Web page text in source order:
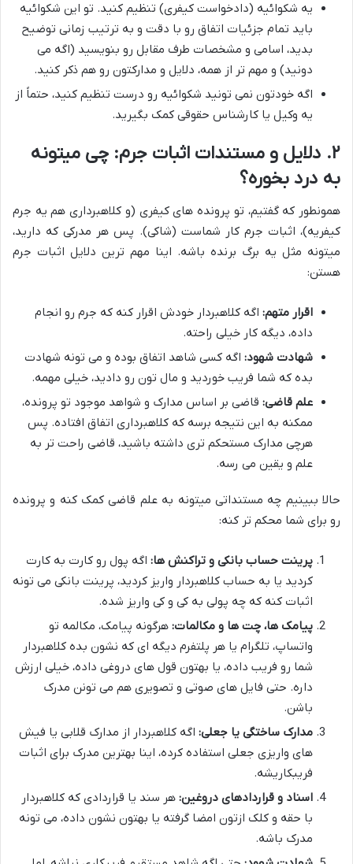
یه شکوائیه (دادخواست کیفری) تنظیم کنید. تو این شکوائیه
باید تمام جزئیات اتفاق رو با دقت و به ترتیب زمانی توضیح
بدید، اسامی و مشخصات طرف مقابل رو بنویسید (اگه می
دونید) و مهم تر از همه، دلایل و مدارکتون رو هم ذکر کنید.
اگه خودتون نمی تونید شکوائیه رو درست تنظیم کنید، حتماً از
یه وکیل یا کارشناس حقوقی کمک بگیرید.
۲. دلایل و مستندات اثبات جرم: چی میتونه
به درد بخوره؟
همونطور که گفتیم، تو پرونده های کیفری (و کلاهبرداری هم یه جرم
کیفریه)، اثبات جرم کار شماست (شاکی). پس هر مدرکی که دارید،
میتونه مثل یه برگ برنده باشه. اینا مهم ترین دلایل اثبات جرم
هستن:
اقرار متهم: اگه کلاهبردار خودش اقرار کنه که جرم رو انجام
داده، دیگه کار خیلی راحته.
شهادت شهود: اگه کسی شاهد اتفاق بوده و می تونه شهادت
بده که شما فریب خوردید و مال تون رو دادید، خیلی مهمه.
علم قاضی: قاضی بر اساس مدارک و شواهد موجود تو پرونده،
ممکنه به این نتیجه برسه که کلاهبرداری اتفاق افتاده. پس
هرچی مدارک مستحکم تری داشته باشید، قاضی راحت تر به
علم و یقین می رسه.
حالا ببینیم چه مستنداتی میتونه به علم قاضی کمک کنه و پرونده
رو برای شما محکم تر کنه:
پرینت حساب بانکی و تراکنش ها: اگه پول رو کارت به کارت
کردید یا به حساب کلاهبردار واریز کردید، پرینت بانکی می تونه
اثبات کنه که چه پولی به کی و کی واریز شده.
پیامک ها، چت ها و مکالمات: هرگونه پیامک، مکالمه تو
واتساپ، تلگرام یا هر پلتفرم دیگه ای که نشون بده کلاهبردار
شما رو فریب داده، یا بهتون قول های دروغی داده، خیلی ارزش
داره. حتی فایل های صوتی و تصویری هم می تونن مدرک
باشن.
مدارک ساختگی یا جعلی: اگه کلاهبردار از مدارک قلابی یا فیش
های واریزی جعلی استفاده کرده، اینا بهترین مدرک برای اثبات
فریبکاریشه.
اسناد و قراردادهای دروغین: هر سند یا قراردادی که کلاهبردار
با حقه و کلک ازتون امضا گرفته یا بهتون نشون داده، می تونه
مدرک باشه.